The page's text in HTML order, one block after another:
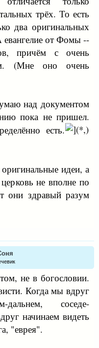
трёх. То есть
два оригинальных
от Фомы --
причём с очень
(Мне оно очень
над документом
пока не пришел.
есть.
идеи, а
не вполне по
здравый разум
не в богословии.
Когда мы вдруг
соседе-
начинаем видеть
"еврея".